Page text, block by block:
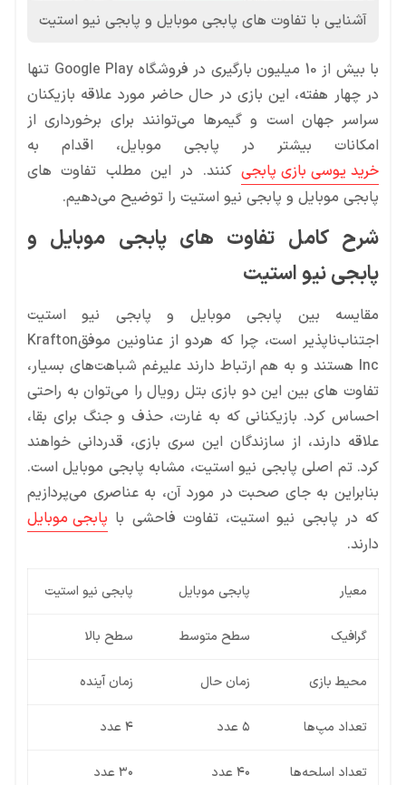
آشنایی با تفاوت های پابجی موبایل و پابجی نیو استیت
با بیش از 10 میلیون بارگیری در فروشگاه Google Play تنها
در چهار هفته، این بازی در حال حاضر مورد علاقه بازیکنان
سراسر جهان است و گیمرها می‌توانند برای برخورداری از
امکانات بیشتر در پابجی موبایل، اقدام به
خرید یوسی بازی پابجی کنند. در این مطلب تفاوت های
پابجی موبایل و پابجی نیو استیت را توضیح می‌دهیم.
شرح کامل تفاوت های پابجی موبایل و
پابجی نیو استیت
مقایسه بین پابجی موبایل و پابجی نیو استیت
اجتناب‌ناپذیر است، چرا که هردو از عناونین موفقKrafton
Inc هستند و به هم ارتباط دارند علیرغم شباهت‌های بسیار،
تفاوت های بین این دو بازی بتل رویال را می‌توان به راحتی
احساس کرد. بازیکنانی که به غارت، حذف و جنگ برای بقا،
علاقه دارند، از سازندگان این سری بازی، قدردانی خواهند
کرد. تم اصلی پابجی نیو استیت، مشابه پابجی موبایل است.
بنابراین به جای صحبت در مورد آن، به عناصری می‌پردازیم
که در پابجی نیو استیت، تفاوت فاحشی با پابجی موبایل
دارند.
معیار پابجی موبایل پابجی نیو استیت
گرافیک سطح متوسط سطح بالا
محیط بازی زمان حال زمان آینده
تعداد مپ‌ها ۵ عدد ۴ عدد
تعداد اسلحه‌ها ۴۰ عدد ۳۰ عدد